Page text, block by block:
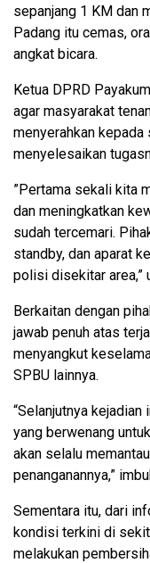
sepanjang 1 KM dan
Padang itu cemas,
angkat bicara.
Ketua DPRD
agar masyarakat
menyerahkan
menyelesaikan
”Pertama sekali kita
dan meningkatkan
sudah tercemari.
standby, dan aparat
polisi disekitar area,”
Berkaitan dengan
jawab penuh atas
menyangkut
SPBU lainnya.
“Selanjutnya
yang berwenang
akan selalu
penanganannya,”
Sementara itu, dari
kondisi terkini di
melakukan